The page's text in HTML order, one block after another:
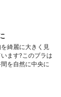
綺麗に大きく見
ます?このブラは
を自然に中央に